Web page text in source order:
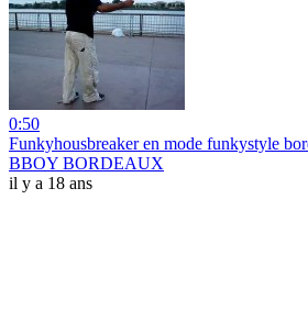
0:50
Funkyhousbreaker en mode funkystyle
BBOY BORDEAUX
il y a 18 ans